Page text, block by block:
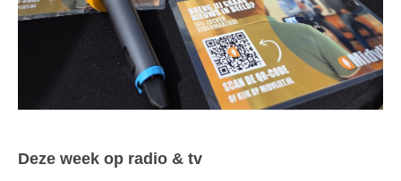
Deze week op radio & tv